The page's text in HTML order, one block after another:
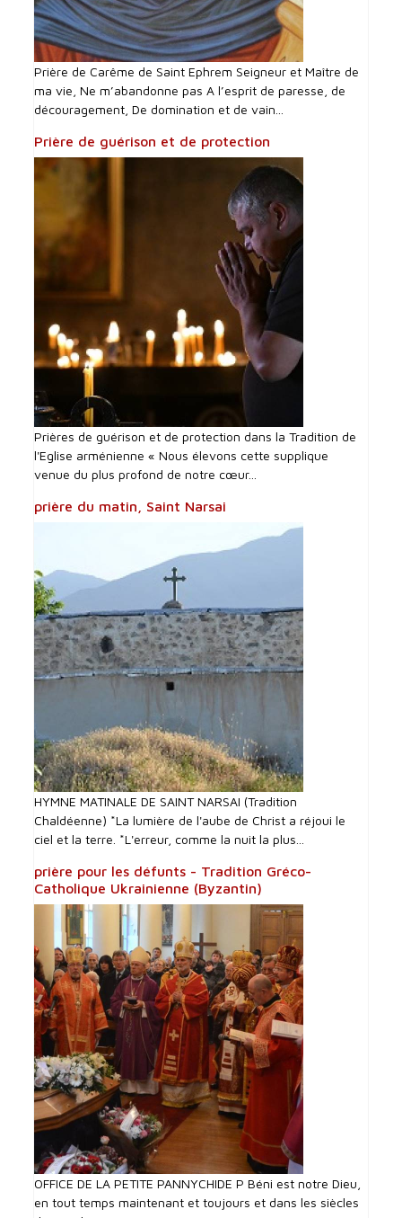
Prière de Carême de Saint Ephrem Seigneur et Maître de
ma vie, Ne m’abandonne pas A l’esprit de paresse, de
découragement, De domination et de vain...
Prière de guérison et de protection
Prières de guérison et de protection dans la Tradition de
l'Eglise arménienne « Nous élevons cette supplique
venue du plus profond de notre cœur...
prière du matin, Saint Narsai
HYMNE MATINALE DE SAINT NARSAI (Tradition
Chaldéenne) *La lumière de l'aube de Christ a réjoui le
ciel et la terre. *L'erreur, comme la nuit la plus...
prière pour les défunts - Tradition Gréco-
Catholique Ukrainienne (Byzantin)
OFFICE DE LA PETITE PANNYCHIDE P Béni est notre Dieu,
en tout temps maintenant et toujours et dans les siècles